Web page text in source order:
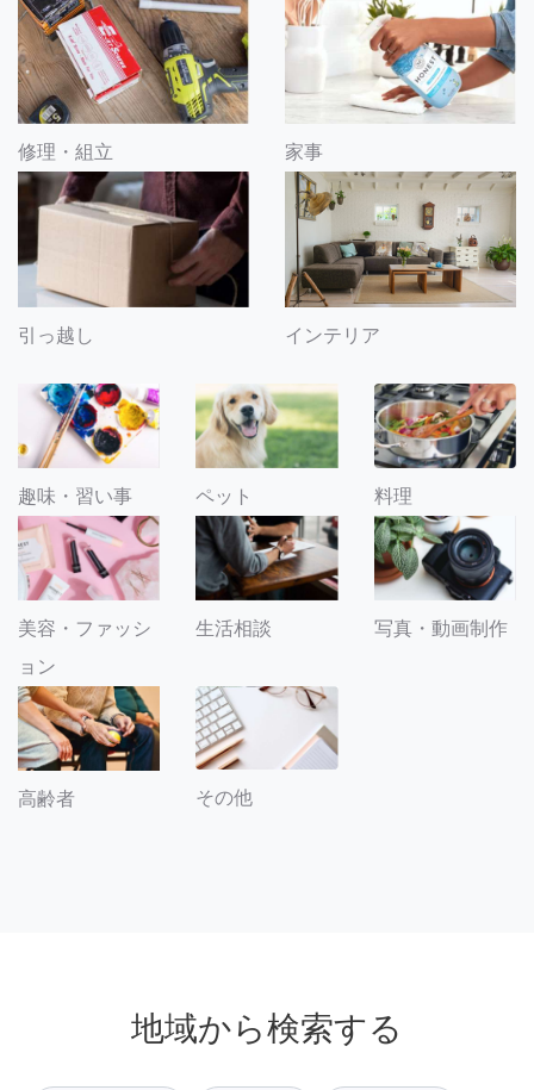
修理・組立 家事
引っ越し インテリア
趣味・習い事 ペット 料理
美容・ファッシ
ョン
生活相談 写真・動画制作
高齢者 その他
地域から検索する